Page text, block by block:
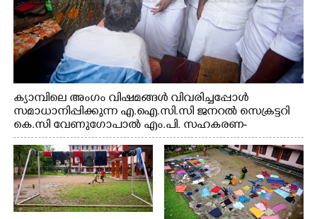
ക്യാമ്പിലെ അംഗം വിഷമങ്ങൾ വിവരിച്ചപ്പോൾ
സമാധാനിപ്പിക്കുന്ന എ.ഐ.സി.സി ജനറൽ സെക്രട്ടറി
കെ.സി വേണുഗോപാൽ എം.പി. സഹകരണ-
എക്സൈസ് വകുപ്പ് മന്ത്രി എം. ലിജു, എന്നിവർ